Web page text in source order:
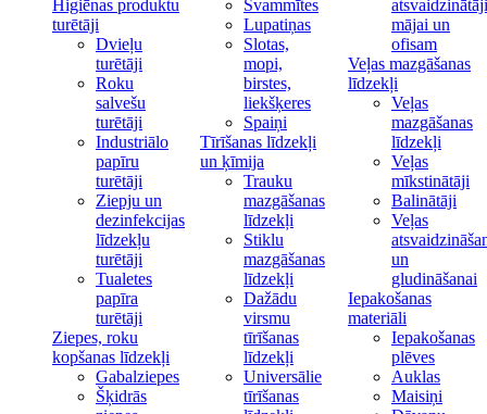
Higiēnas produktu
turētāji
Dvieļu
turētāji
Roku
salvešu
turētāji
Industriālo
papīru
turētāji
Ziepju un
dezinfekcijas
līdzekļu
turētāji
Tualetes
papīra
turētāji
Ziepes, roku
kopšanas līdzekļi
Gabalziepes
Šķidrās
Švammītes
Lupatiņas
Slotas,
mopi,
birstes,
liekšķeres
Spaiņi
Tīrīšanas līdzekļi
un ķīmija
Trauku
mazgāšanas
līdzekļi
Stiklu
mazgāšanas
līdzekļi
Dažādu
virsmu
tīrīšanas
līdzekļi
Universālie
tīrīšanas
atsvaidzinātāji
mājai un
ofisam
Veļas mazgāšanas
līdzekļi
Veļas
mazgāšanas
līdzekļi
Veļas
mīkstinātāji
Balinātāji
Veļas
un
gludināšanai
Iepakošanas
materiāli
Iepakošanas
plēves
Auklas
Maisiņi